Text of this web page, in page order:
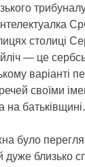
столиці
— це
своїми
на батьківщині.
було
близько